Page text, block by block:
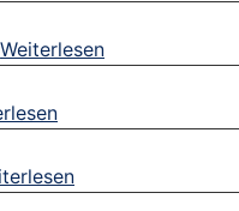
Weiterlesen